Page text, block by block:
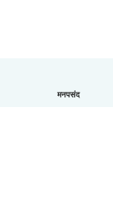
मनपसंद